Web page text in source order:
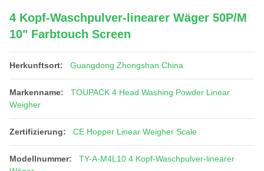
4 Kopf-Waschpulver-linearer Wäger 50P/M
10" Farbtouch Screen
Herkunftsort: Guangdong Zhongshan China
Markenname:
TOUPACK 4 Head Washing Powder Linear
Weigher
Zertifizierung: CE Hopper Linear Weigher Scale
Modellnummer:
TY-A-M4L10 4 Kopf-Waschpulver-linearer